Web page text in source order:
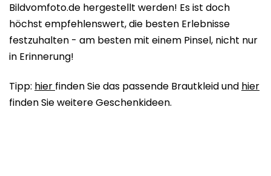
Bildvomfoto.de hergestellt werden! Es ist doch
höchst empfehlenswert, die besten Erlebnisse
festzuhalten - am besten mit einem Pinsel, nicht nur
in Erinnerung!
Tipp: hier finden Sie das passende Brautkleid und hier
finden Sie weitere Geschenkideen.